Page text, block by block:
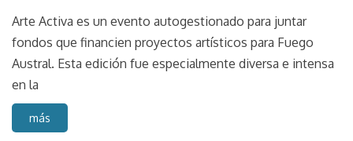
Arte Activa es un evento autogestionado para juntar
fondos que financien proyectos artísticos para Fuego
Austral. Esta edición fue especialmente diversa e intensa
en la
más